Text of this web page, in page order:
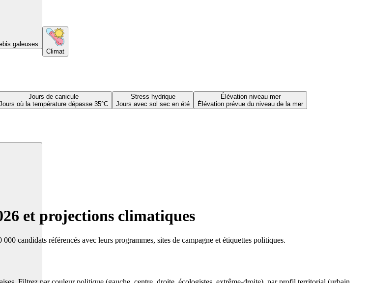
galeuses
Climat
Jours de canicule
où la température dépasse 35°C
Stress hydrique
Jours avec sol sec en été
Élévation niveau mer
Élévation prévue du niveau de la mer
et projections climatiques
candidats référencés avec leurs programmes, sites de campagne et étiquettes politiques.